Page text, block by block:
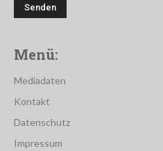
Menü:
Mediadaten
Kontakt
Datenschutz
Impressum